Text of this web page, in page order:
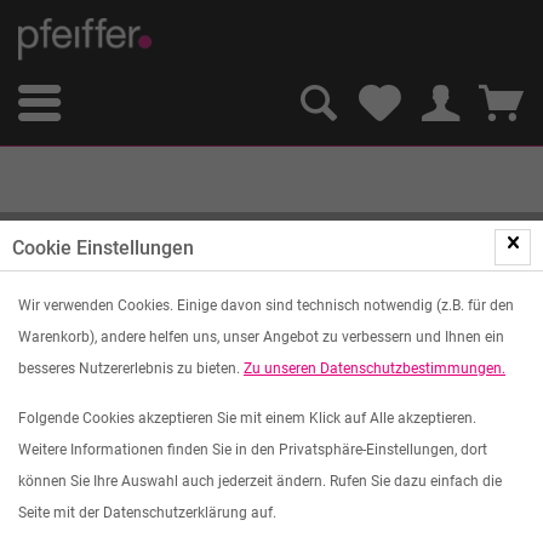
R60
Filtern
Cookie Einstellungen
Wir verwenden Cookies. Einige davon sind technisch notwendig (z.B. für den
Warenkorb), andere helfen uns, unser Angebot zu verbessern und Ihnen ein
besseres Nutzererlebnis zu bieten. Zu unseren Datenschutzbestimmungen.
Folgende Cookies akzeptieren Sie mit einem Klick auf Alle akzeptieren.
Weitere Informationen finden Sie in den Privatsphäre-Einstellungen, dort
können Sie Ihre Auswahl auch jederzeit ändern. Rufen Sie dazu einfach die
Seite mit der Datenschutzerklärung auf.